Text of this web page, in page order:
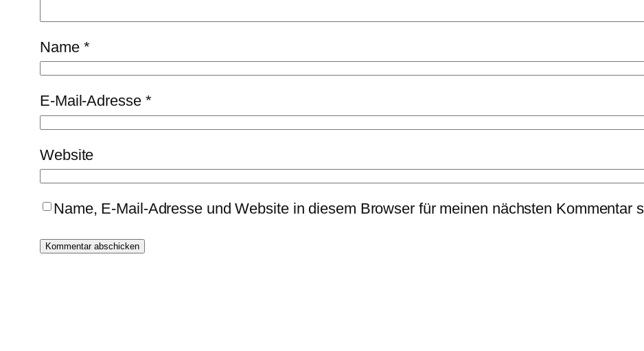
Name *
E-Mail-Adresse *
Website
Name, E-Mail-Adresse und Website in diesem Browser für meinen nächsten Kommentar